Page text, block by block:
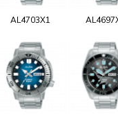
AL4703X1